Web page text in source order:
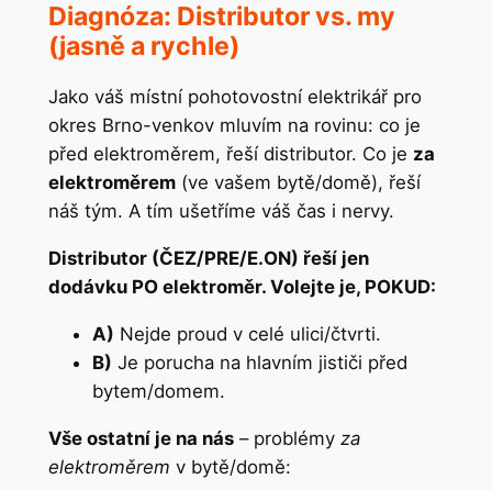
Diagnóza: Distributor vs. my
(jasně a rychle)
Jako váš místní pohotovostní elektrikář pro
okres Brno-venkov mluvím na rovinu: co je
před elektroměrem, řeší distributor. Co je za
elektroměrem(ve vašem bytě/domě), řeší
náš tým. A tím ušetříme váš čas i nervy.
Distributor (ČEZ/PRE/E.ON) řeší jen
dodávku PO elektroměr. Volejte je, POKUD:
A) Nejde proud v celé ulici/čtvrti.
B) Je porucha na hlavním jističi před
bytem/domem.
Vše ostatní je na nás– problémy za
elektroměrem v bytě/domě: